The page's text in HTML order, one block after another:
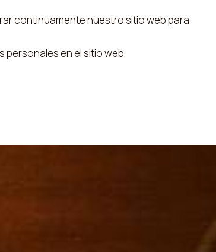
continuamente nuestro sitio web para
personales en el sitio web.